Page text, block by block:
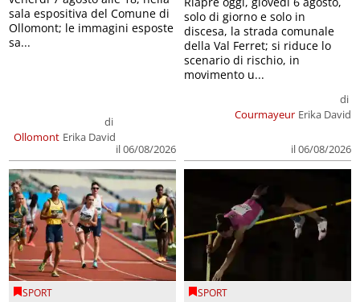
Ollomont
di
Erika David
il 06/08/2026
sala espositiva del Comune di
Ollomont; le immagini esposte
sa...
Courmayeur
di
Erika David
il 06/08/2026
solo di giorno e solo in
discesa, la strada comunale
della Val Ferret; si riduce lo
scenario di rischio, in
movimento u...
SPORT SPORT